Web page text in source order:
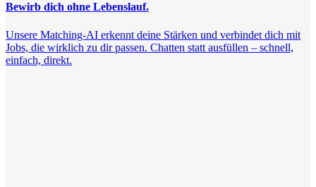
Bewirb dich ohne Lebenslauf.
Unsere Matching-AI erkennt deine Stärken und verbindet dich mit
Jobs, die wirklich zu dir passen. Chatten statt ausfüllen – schnell,
einfach, direkt.